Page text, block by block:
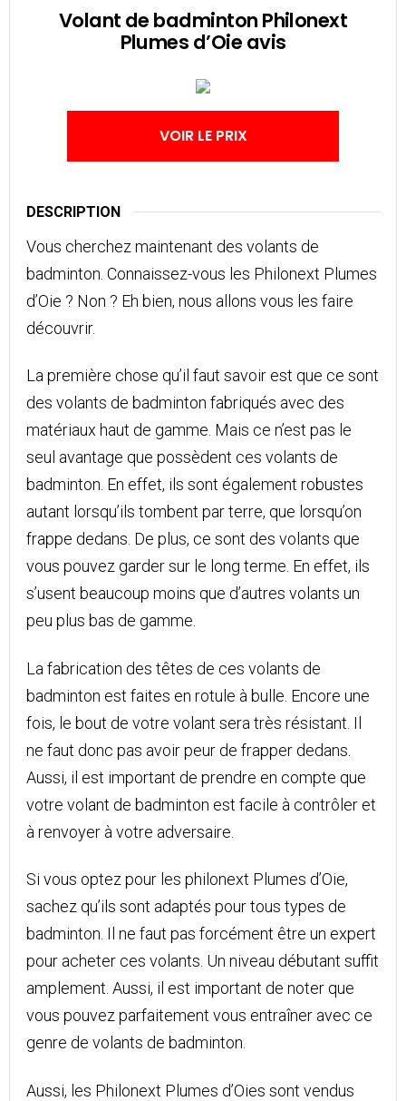
Volant de badminton Philonext
Plumes d’Oie avis
VOIR LE PRIX
DESCRIPTION
Vous cherchez maintenant des volants de
badminton. Connaissez-vous les Philonext Plumes
d’Oie ? Non ? Eh bien, nous allons vous les faire
découvrir.
La première chose qu’il faut savoir est que ce sont
des volants de badminton fabriqués avec des
matériaux haut de gamme. Mais ce n’est pas le
seul avantage que possèdent ces volants de
badminton. En effet, ils sont également robustes
autant lorsqu’ils tombent par terre, que lorsqu’on
frappe dedans. De plus, ce sont des volants que
vous pouvez garder sur le long terme. En effet, ils
s’usent beaucoup moins que d’autres volants un
peu plus bas de gamme.
La fabrication des têtes de ces volants de
badminton est faites en rotule à bulle. Encore une
fois, le bout de votre volant sera très résistant. Il
ne faut donc pas avoir peur de frapper dedans.
Aussi, il est important de prendre en compte que
votre volant de badminton est facile à contrôler et
à renvoyer à votre adversaire.
Si vous optez pour les philonext Plumes d’Oie,
sachez qu’ils sont adaptés pour tous types de
badminton. Il ne faut pas forcément être un expert
pour acheter ces volants. Un niveau débutant suffit
amplement. Aussi, il est important de noter que
vous pouvez parfaitement vous entraîner avec ce
genre de volants de badminton.
Aussi, les Philonext Plumes d’Oies sont vendus